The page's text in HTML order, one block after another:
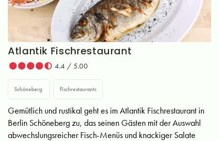
Atlantik Fischrestaurant
4.4 / 5.00
Schöneberg Fischrestaurants
Gemütlich und rustikal geht es im Atlantik Fischrestaurant in
Berlin Schöneberg zu, das seinen Gästen mit der Auswahl
abwechslungsreicher Fisch-Menüs und knackiger Salate